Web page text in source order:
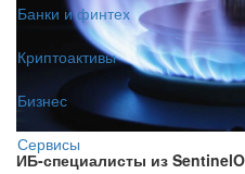
Банки и финтех
Криптоактивы
Бизнес
Сервисы
ИБ-специалисты из